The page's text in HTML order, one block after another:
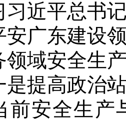
习近平总书
安广东建设
领域安全生
高政治站
前安全生产